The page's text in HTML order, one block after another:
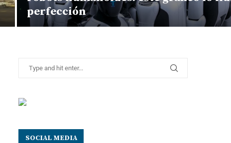
perfección
SOCIAL MEDIA